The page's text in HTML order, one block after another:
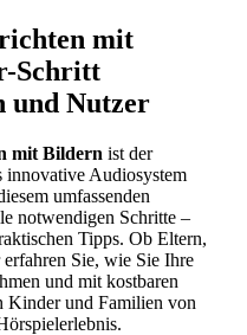
mit
Schritt
und Nutzer
mit Bildern ist der
innovative Audiosystem
umfassenden
notwendigen Schritte –
Tipps. Ob Eltern,
Sie, wie Sie Ihre
und mit kostbaren
Kinder und Familien von